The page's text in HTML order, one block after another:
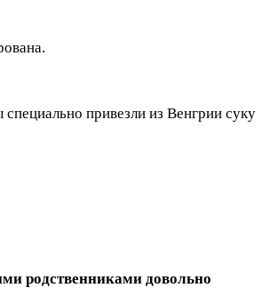
привезли из Венгрии суку
родственниками довольно